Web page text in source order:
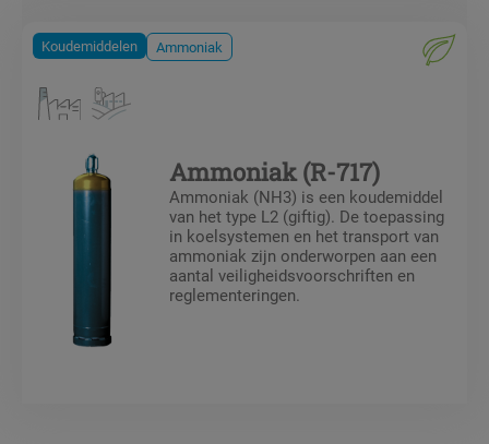
Koudemiddelen Ammoniak
Ammoniak (R-717)
Ammoniak (NH3) is een koudemiddel
van het type L2 (giftig). De toepassing
in koelsystemen en het transport van
ammoniak zijn onderworpen aan een
aantal veiligheidsvoorschriften en
reglementeringen.